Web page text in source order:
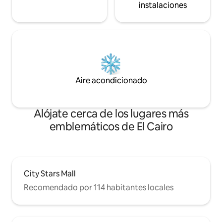
instalaciones
Aire acondicionado
Alójate cerca de los lugares más
emblemáticos de El Cairo
City Stars Mall
Recomendado por 114 habitantes locales